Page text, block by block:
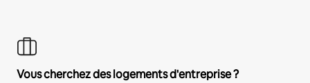
Vous cherchez des logements d'entreprise ?